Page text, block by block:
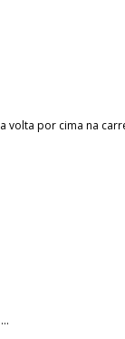
volta por cima na